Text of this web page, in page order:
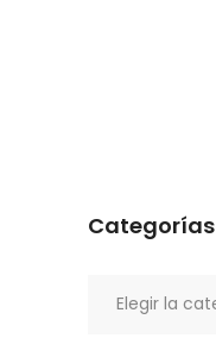
Categorías